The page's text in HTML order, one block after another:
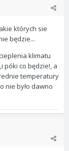
których sie
będzie...
klimatu
póki co będzie!, a
temperatury
nie było dawno